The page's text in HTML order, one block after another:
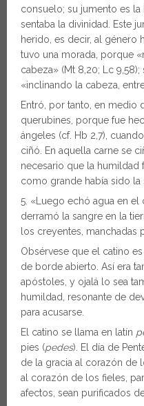
consuelo; su jumento es
sentaba la divinidad. Este
herido, es decir, al género
tuvo una morada, porque
cabeza» (Mt 8,20; Lc
«inclinando la cabeza,
Entró, por tanto, en medio
querubines, porque fue
ángeles (cf. Hb 2,7),
ciñó. En aquella carne se
necesario que la humildad
como grande había sido la
5. «Luego echó agua en el
derramó la sangre en la
los creyentes, manchadas
Obsérvese que el catino
de borde abierto. Así era
apóstoles, y ojalá lo sea
humildad, resonante de
para acusarse.
El catino se llama en latín
pies (pedes). El día de
de la gracia al corazón de
al corazón de los fieles,
afectos, sean purificados